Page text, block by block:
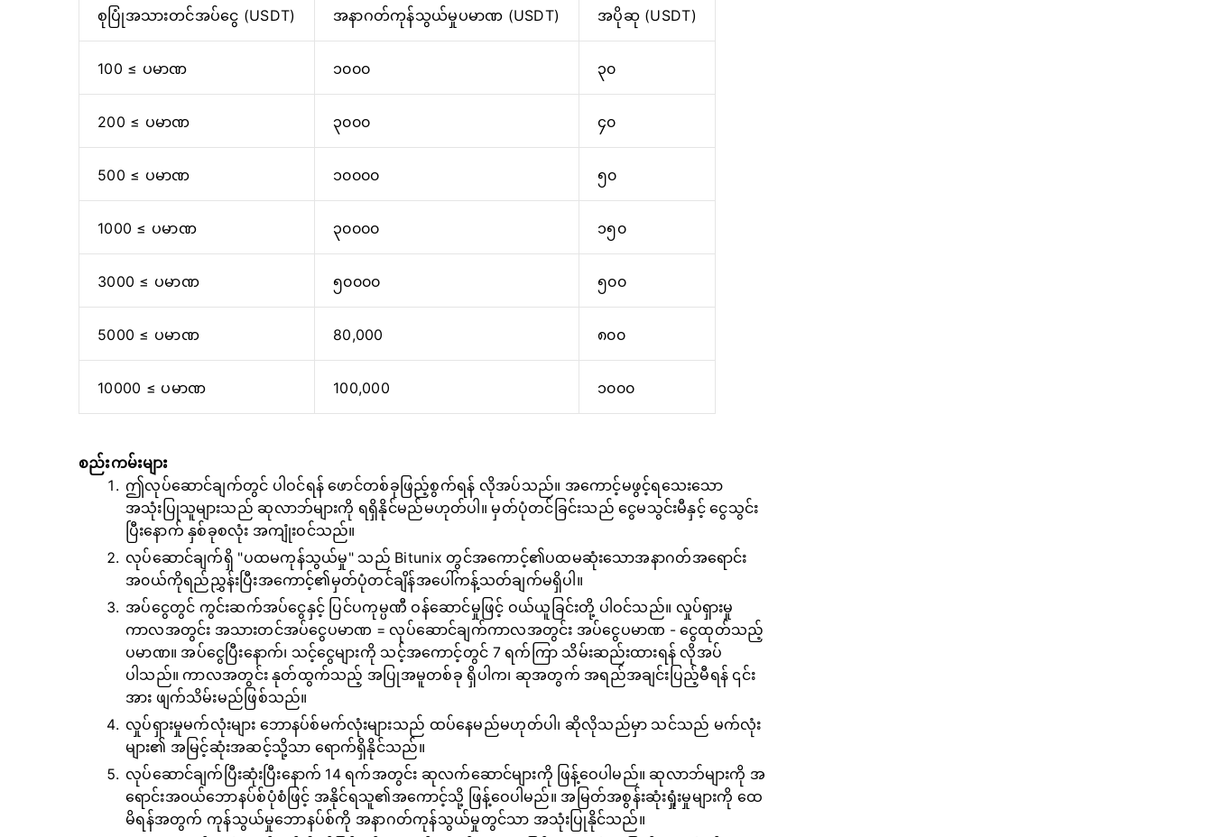
စုပြုံအသားတင်အပ်ငွေ (USDT) အနာဂတ်ကုန်သွယ်မှုပမာဏ (USDT) အပိုဆု (USDT)
100 ≤ ပမာဏ ၁၀၀၀ ၃၀
200 ≤ ပမာဏ ၃၀၀၀ ၄၀
500 ≤ ပမာဏ ၁၀၀၀၀ ၅၀
1000 ≤ ပမာဏ ၃၀၀၀၀ ၁၅၀
3000 ≤ ပမာဏ ၅၀၀၀၀ ၅၀၀
5000 ≤ ပမာဏ 80,000 ၈၀၀
10000 ≤ ပမာဏ 100,000 ၁၀၀၀
စည်းကမ်းများ
ဤလုပ်ဆောင်ချက်တွင် ပါဝင်ရန် ဖောင်တစ်ခုဖြည့်စွက်ရန် လိုအပ်သည်။ အကောင့်မဖွင့်ရသေးသော
အသုံးပြုသူများသည် ဆုလာဘ်များကို ရရှိနိုင်မည်မဟုတ်ပါ။ မှတ်ပုံတင်ခြင်းသည် ငွေမသွင်းမီနှင့် ငွေသွင်း
ပြီးနောက် နှစ်ခုစလုံး အကျုံးဝင်သည်။
လုပ်ဆောင်ချက်ရှိ "ပထမကုန်သွယ်မှု" သည် Bitunix တွင်အကောင့်၏ပထမဆုံးသောအနာဂတ်အရောင်း
အ၀ယ်ကိုရည်ညွှန်းပြီးအကောင့်၏မှတ်ပုံတင်ချိန်အပေါ်ကန့်သတ်ချက်မရှိပါ။
အပ်ငွေတွင် ကွင်းဆက်အပ်ငွေနှင့် ပြင်ပကုမ္ပဏီ ဝန်ဆောင်မှုဖြင့် ဝယ်ယူခြင်းတို့ ပါဝင်သည်။ လှုပ်ရှားမှု
ကာလအတွင်း အသားတင်အပ်ငွေပမာဏ = လုပ်ဆောင်ချက်ကာလအတွင်း အပ်ငွေပမာဏ - ငွေထုတ်သည့်
ပမာဏ။ အပ်ငွေပြီးနောက်၊ သင့်ငွေများကို သင့်အကောင့်တွင် 7 ရက်ကြာ သိမ်းဆည်းထားရန် လိုအပ်
ပါသည်။ ကာလအတွင်း နုတ်ထွက်သည့် အပြုအမူတစ်ခု ရှိပါက၊ ဆုအတွက် အရည်အချင်းပြည့်မီရန် ၎င်း
အား ဖျက်သိမ်းမည်ဖြစ်သည်။
လှုပ်ရှားမှုမက်လုံးများ ဘောနပ်စ်မက်လုံးများသည် ထပ်နေမည်မဟုတ်ပါ၊ ဆိုလိုသည်မှာ သင်သည် မက်လုံး
များ၏ အမြင့်ဆုံးအဆင့်သို့သာ ရောက်ရှိနိုင်သည်။
လုပ်ဆောင်ချက်ပြီးဆုံးပြီးနောက် 14 ရက်အတွင်း ဆုလက်ဆောင်များကို ဖြန့်ဝေပါမည်။ ဆုလာဘ်များကို အ
ရောင်းအ၀ယ်ဘောနပ်စ်ပုံစံဖြင့် အနိုင်ရသူ၏အကောင့်သို့ ဖြန့်ဝေပါမည်။ အမြတ်အစွန်းဆုံးရှုံးမှုများကို ထေ
မိရန်အတွက် ကုန်သွယ်မှုဘောနပ်စ်ကို အနာဂတ်ကုန်သွယ်မှုတွင်သာ အသုံးပြုနိုင်သည်။